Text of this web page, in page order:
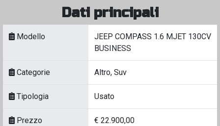
Dati principali
Modello
JEEP COMPASS 1.6 MJET 130CV
BUSINESS
Categorie Altro, Suv
Tipologia Usato
Prezzo € 22.900,00